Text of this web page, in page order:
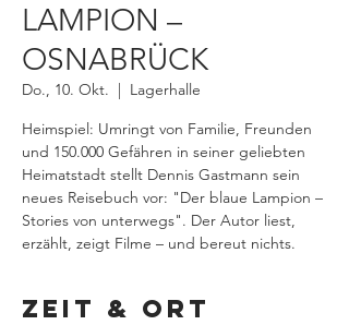
LAMPION –
OSNABRÜCK
Do., 10. Okt.
  |
Lagerhalle
Heimspiel: Umringt von Familie, Freunden
und 150.000 Gefähren in seiner geliebten
Heimatstadt stellt Dennis Gastmann sein
neues Reisebuch vor: "Der blaue Lampion –
Stories von unterwegs". Der Autor liest,
erzählt, zeigt Filme – und bereut nichts.
Zeit & Ort